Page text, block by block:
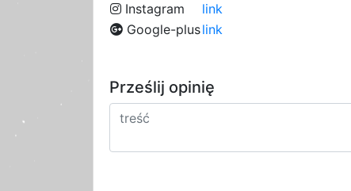
Instagram
link
Google-pluslink
Prześlij opinię